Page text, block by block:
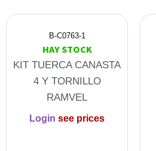
B-C0763-1
HAY STOCK
KIT TUERCA CANASTA
4 Y TORNILLO
RAMVEL
Login see prices